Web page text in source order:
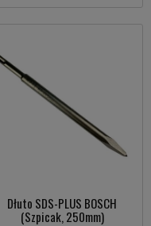
Dłuto SDS-PLUS BOSCH
(Szpicak, 250mm)